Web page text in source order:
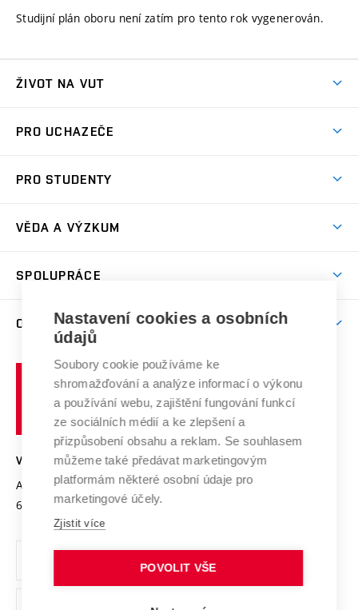
Studijní plán oboru není zatím pro tento rok vygenerován.
ŽIVOT NA VUT
Koleje
Sport na VUT
Brno
PRO UCHAZEČE
Dny otevřených dveří
Celoživotní vzdělávání
E-přihláška
PRO STUDENTY
Harmonogram akademického roku
Závěrečné práce
Doktorské studium
Zpracování osobních údajů studentů
Sociální bezpečí
Studium bez bariér
Podpora podnikání
VĚDA A VÝZKUM
Mezinárodní vědecká rada
Systém zajišťování kvality výzkumu
Výzkumné infrastruktury
Transfer znalostí
Open Science
Projekty
Projekty ze strukturálních fondů
Specifický výzkum
SPOLUPRÁCE
Zahraniční spolupráce
Spolupráce se školami
Služby univerzity
Mezinárodní dohody
Univerzitní sítě
O UNIVERZITĚ
Profil univerzity
Udržitelná univerzita
Podnikavá univerzita / ContriBUTe
Bezpečná univerzita
Vyznamenání
Organizační struktura
Ochrana osobních údajů
učení
technické
VYSOKÉ UČENÍ TECHNICKÉ V BRNĚ
Antonínská 548/1
602 00 Brno
www.vut.cz
vut@vutbr.cz
Nastavení cookies a osobních
údajů
Soubory cookie používáme ke
shromažďování a analýze informací o výkonu
a používání webu, zajištění fungování funkcí
ze sociálních médií a ke zlepšení a
přizpůsobení obsahu a reklam. Se souhlasem
můžeme také předávat marketingovým
platformám některé osobní údaje pro
marketingové účely.
Zjistit více
POVOLIT VŠE